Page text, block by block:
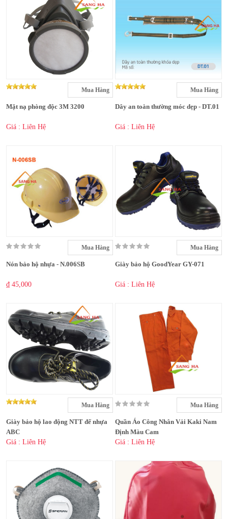
Mua Hàng
Mặt nạ phòng độc 3M 3200
Giá : Liên Hệ
Mua Hàng
Dây an toàn thường móc dẹp - DT.01
Giá : Liên Hệ
Mua Hàng
Nón bảo hộ nhựa - N.006SB
₫ 45,000
Mua Hàng
Giày bảo hộ GoodYear GY-071
Giá : Liên Hệ
Mua Hàng
Giày bảo hộ lao động NTT đế nhựa
ABC
Giá : Liên Hệ
Mua Hàng
Quần Áo Công Nhân Vải Kaki Nam
Định Màu Cam
Giá : Liên Hệ